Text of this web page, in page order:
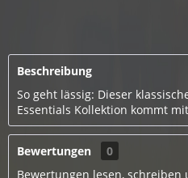
Beschreibung
So geht lässig: Dieser
Essentials Kollektion kommt
Bewertungen
0
Bewertungen lesen, schreiben